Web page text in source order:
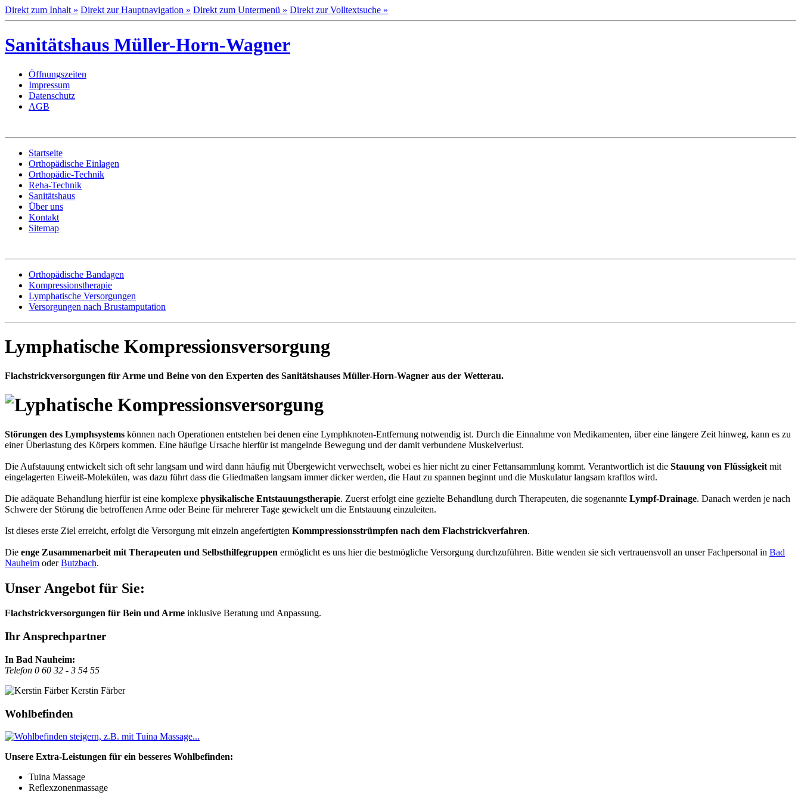
Direkt zum Inhalt » Direkt zur Hauptnavigation » Direkt zum Untermenü » Direkt zur Volltextsuche »
Sanitätshaus Müller-Horn-Wagner
Öffnungszeiten
Impressum
Datenschutz
AGB
Startseite
Orthopädische Einlagen
Orthopädie-Technik
Reha-Technik
Sanitätshaus
Über uns
Kontakt
Sitemap
Orthopädische Bandagen
Kompressionstherapie
Lymphatische Versorgungen
Versorgungen nach Brustamputation
Lymphatische Kompressionsversorgung
Flachstrickversorgungen für Arme und Beine von den Experten des Sanitätshauses Müller-Horn-Wagner aus der Wetterau.
Störungen des Lymphsystems können nach Operationen entstehen bei denen eine Lymphknoten-Entfernung notwendig ist. Durch die Einnahme von Medikamenten, über eine längere Zeit hinweg, kann es zu
einer Überlastung des Körpers kommen. Eine häufige Ursache hierfür ist mangelnde Bewegung und der damit verbundene Muskelverlust.
Die Aufstauung entwickelt sich oft sehr langsam und wird dann häufig mit Übergewicht verwechselt, wobei es hier nicht zu einer Fettansammlung kommt. Verantwortlich ist die Stauung von Flüssigkeit mit
eingelagerten Eiweiß-Molekülen, was dazu führt dass die Gliedmaßen langsam immer dicker werden, die Haut zu spannen beginnt und die Muskulatur langsam kraftlos wird.
Die adäquate Behandlung hierfür ist eine komplexe physikalische Entstauungstherapie. Zuerst erfolgt eine gezielte Behandlung durch Therapeuten, die sogenannte Lympf-Drainage. Danach werden je nach
Schwere der Störung die betroffenen Arme oder Beine für mehrerer Tage gewickelt um die Entstauung einzuleiten.
Ist dieses erste Ziel erreicht, erfolgt die Versorgung mit einzeln angefertigten Kommpressionsstrümpfen nach dem Flachstrickverfahren.
Die enge Zusammenarbeit mit Therapeuten und Selbsthilfegruppen ermöglicht es uns hier die bestmögliche Versorgung durchzuführen. Bitte wenden sie sich vertrauensvoll an unser Fachpersonal in Bad
Nauheim oderButzbach.
Unser Angebot für Sie:
Flachstrickversorgungen für Bein und Arme inklusive Beratung und Anpassung.
Ihr Ansprechpartner
In Bad Nauheim:
Telefon 0 60 32 - 3 54 55
Kerstin Färber
Wohlbefinden
Unsere Extra-Leistungen für ein besseres Wohlbefinden:
Tuina Massage
Reflexzonenmassage